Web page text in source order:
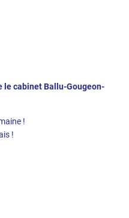
le cabinet Ballu-Gougeon-
!
!